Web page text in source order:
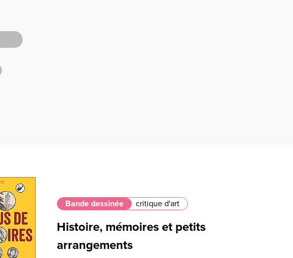
Bande dessinée critique d'art
Histoire, mémoires et petits
arrangements